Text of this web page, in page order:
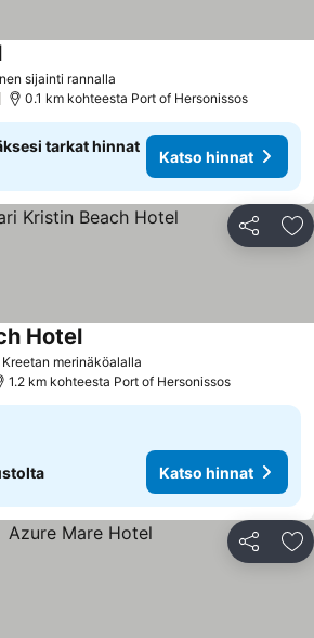
sijainti rannalla
0.1 km kohteesta Port of Hersonissos
tarkat hinnat
Katso hinnat
Jaa
merinäköalalla
Hotel
1.2 km kohteesta Port of Hersonissos
Katso hinnat
Jaa